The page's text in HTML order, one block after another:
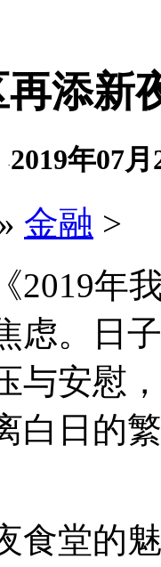
添新
·2019年07
金融 >
年我
虑。日
与安慰
白日的
堂的魅